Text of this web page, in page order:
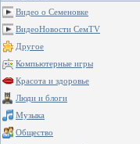
Видео о Семеновке
ВидеоНовости СемTV
Другое
Компьютерные игры
Красота и здоровье
Люди и блоги
Музыка
Общество